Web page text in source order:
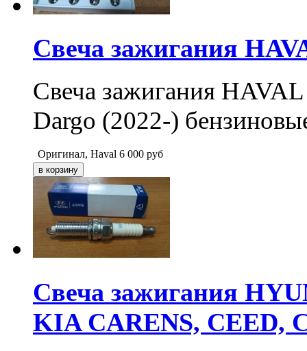
Свеча зажигания
Свеча зажигания
Dargo (2022-)
Оригинал, Haval 6 000 руб
Свеча зажигания
KIA CARENS, CEED,